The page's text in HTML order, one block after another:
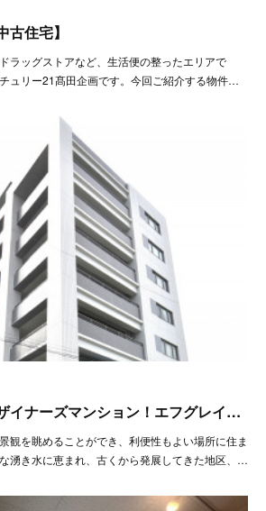
住宅】
ラッグストアなど、生活便の整ったエリアで
ュリー21髙田企画です。今回ご紹介する物件…
イナーズマンション！エフグレイ…
観を眺めることができ、利便性もよい場所に住ま
湧き水に恵まれ、古くから発展してきた地区、…